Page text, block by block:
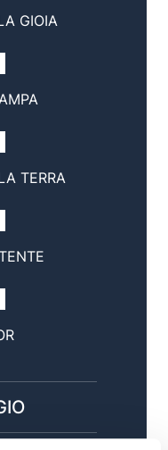
GIOIA
TERRA